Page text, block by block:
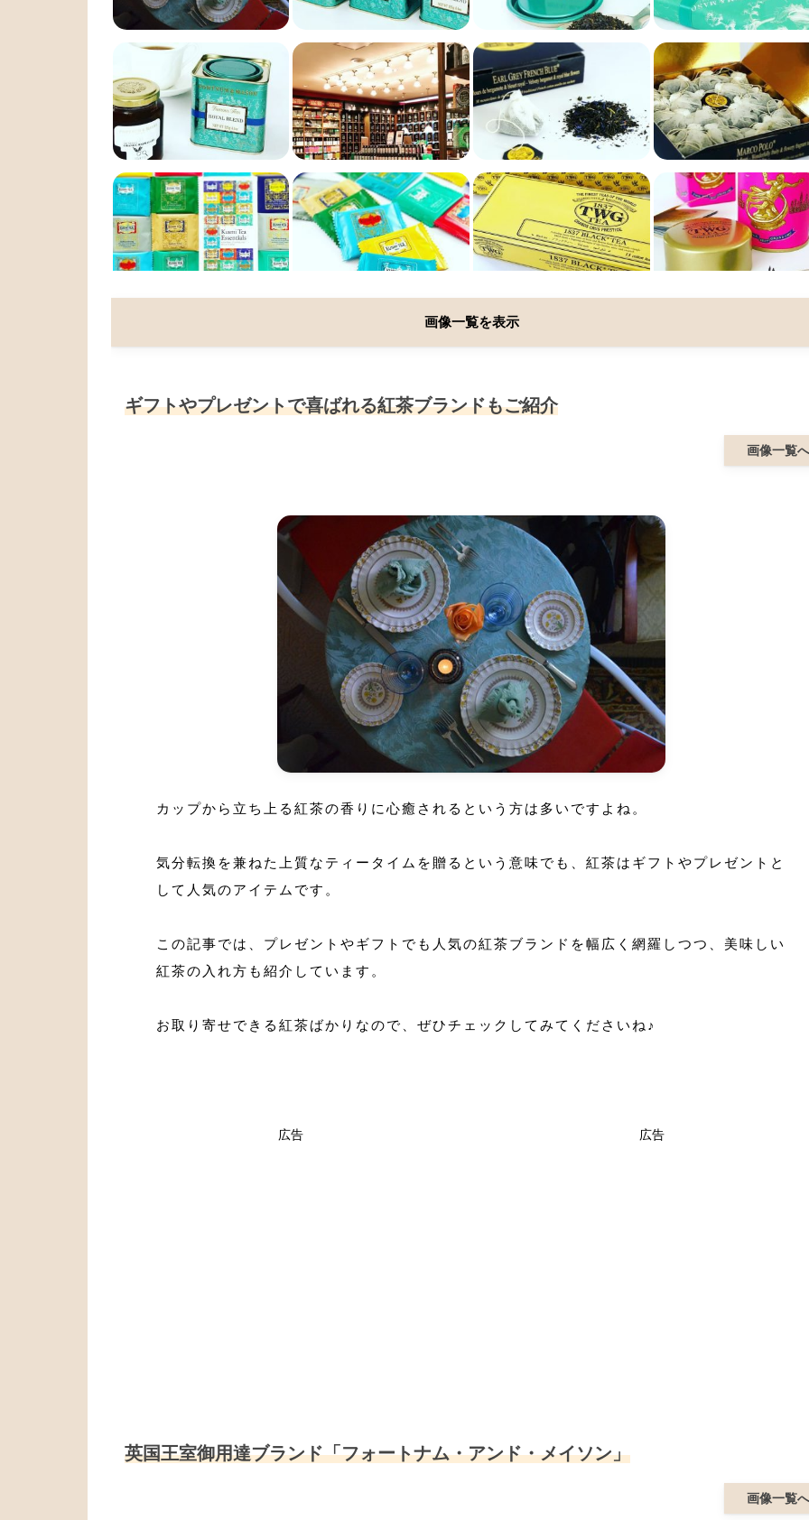
画像一覧を表示
ギフトやプレゼントで喜ばれる紅茶ブランドもご紹介
画像一覧へ
カップから立ち上る紅茶の香りに心癒されるという方は多いですよね。
気分転換を兼ねた上質なティータイムを贈るという意味でも、紅茶はギフトやプレゼントと
して人気のアイテムです。
この記事では、プレゼントやギフトでも人気の紅茶ブランドを幅広く網羅しつつ、美味しい
紅茶の入れ方も紹介しています。
お取り寄せできる紅茶ばかりなので、ぜひチェックしてみてくださいね♪
広告 広告
英国王室御用達ブランド「フォートナム・アンド・メイソン」
画像一覧へ